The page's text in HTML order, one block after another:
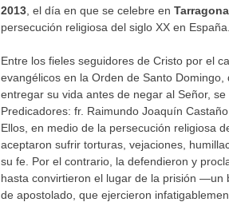
2013 , el día en que se celebre en Tarragona
persecución religiosa del siglo XX en España.
Entre los fieles seguidores de Cristo por el
evangélicos en la Orden de Santo
entregar su vida antes de negar al Señor,
Predicadores: fr. Raimundo Joaquín
Ellos, en medio de la persecución religiosa
aceptaron sufrir torturas, vejaciones,
su fe. Por el contrario, la defendieron y
hasta convirtieron el lugar de la prisión
de apostolado, que ejercieron